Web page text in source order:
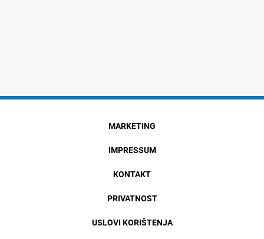
MARKETING
IMPRESSUM
KONTAKT
PRIVATNOST
USLOVI KORIŠTENJA